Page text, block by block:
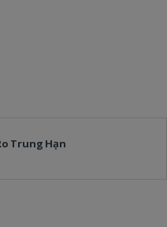
Trung Hạn